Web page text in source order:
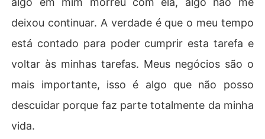
deixou continuar. A verdade é que o meu tempo
está contado para poder cumprir esta tarefa e
voltar às minhas tarefas. Meus negócios são o
mais importante, isso é algo que não posso
descuidar porque faz parte totalmente da minha
vida.